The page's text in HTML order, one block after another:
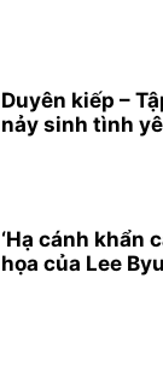
Duyên kiếp –
nảy sinh tình
‘Hạ cánh khẩn
họa của Lee